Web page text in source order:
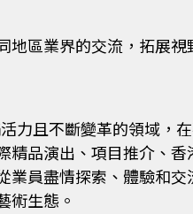
區業界的交流，拓展
力且不斷變革的領域，
品演出、項目推介、
員盡情探索、體驗和
術生態。